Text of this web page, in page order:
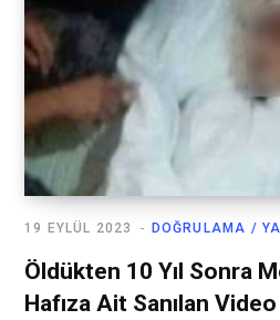
DOĞRULAMA /
19 EYLÜL 2023
Öldükten 10 Yıl Sonra
Hafıza Ait Sanılan Video